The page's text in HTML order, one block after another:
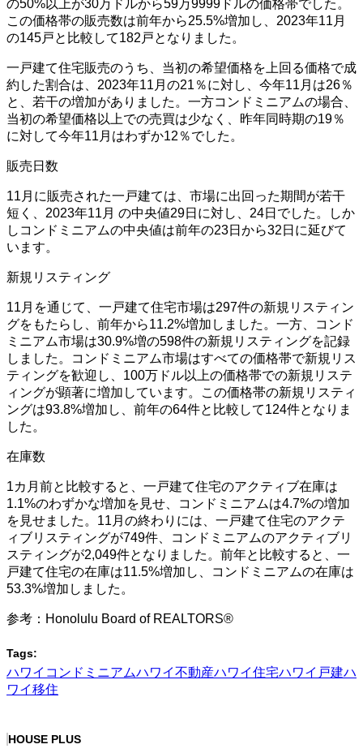
の50%以上が30万ドルから59万9999ドルの価格帯でした。
この価格帯の販売数は前年から25.5%増加し、2023年11月
の145戸と比較して182戸となりました。
一戸建て住宅販売のうち、当初の希望価格を上回る価格で成
約した割合は、2023年11月の21％に対し、今年11月は26％
と、若干の増加がありました。一方コンドミニアムの場合、
当初の希望価格以上での売買は少なく、昨年同時期の19％
に対して今年11月はわずか12％でした。
販売日数
11月に販売された一戸建ては、市場に出回った期間が若干
短く、2023年11月 の中央値29日に対し、24日でした。しか
しコンドミニアムの中央値は前年の23日から32日に延びて
います。
新規リスティング
11月を通じて、一戸建て住宅市場は297件の新規リスティン
グをもたらし、前年から11.2%増加しました。一方、コンド
ミニアム市場は30.9%増の598件の新規リスティングを記録
しました。コンドミニアム市場はすべての価格帯で新規リス
ティングを歓迎し、100万ドル以上の価格帯での新規リステ
ィングが顕著に増加しています。この価格帯の新規リスティ
ングは93.8%増加し、前年の64件と比較して124件となりま
した。
在庫数
1カ月前と比較すると、一戸建て住宅のアクティブ在庫は
1.1%のわずかな増加を見せ、コンドミニアムは4.7%の増加
を見せました。11月の終わりには、一戸建て住宅のアクテ
ィブリスティングが749件、コンドミニアムのアクティブリ
スティングが2,049件となりました。前年と比較すると、一
戸建て住宅の在庫は11.5%増加し、コンドミニアムの在庫は
53.3%増加しました。
参考：Honolulu Board of REALTORS®
Tags:
ハワイコンドミニアムハワイ不動産ハワイ住宅ハワイ戸建ハ
ワイ移住
HOUSE PLUS